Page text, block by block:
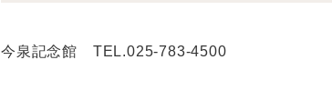
今泉記念館 TEL.025-783-4500